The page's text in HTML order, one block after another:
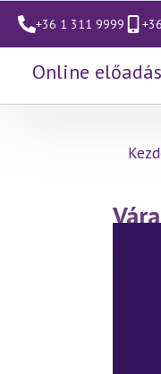
+36 1 311 9999
Online